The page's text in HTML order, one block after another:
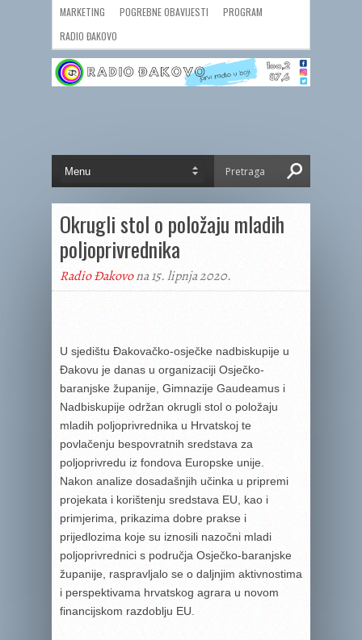
MARKETING POGREBNE OBAVIJESTI
PROGRAM
RADIO ĐAKOVO
Okrugli stol o položaju mladih
poljoprivrednika
Radio Đakovona 15. lipnja 2020.
U sjedištu Đakovačko-osječke nadbiskupije u
Đakovu je danas u organizaciji Osječko-
baranjske županije, Gimnazije Gaudeamus i
Nadbiskupije održan okrugli stol o položaju
mladih poljoprivrednika u Hrvatskoj te
povlačenju bespovratnih sredstava za
poljoprivredu iz fondova Europske unije.
Nakon analize dosadašnjih učinka u pripremi
projekata i korištenju sredstava EU, kao i
primjerima, prikazima dobre prakse i
prijedlozima koje su iznosili nazočni mladi
poljoprivrednici s područja Osječko-baranjske
županije, raspravljalo se o daljnjim aktivnostima
i perspektivama hrvatskog agrara u novom
financijskom razdoblju EU.